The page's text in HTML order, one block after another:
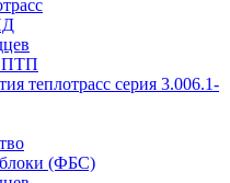
ПТП
теплотрасс серия 3.006.1-
(ФБС)